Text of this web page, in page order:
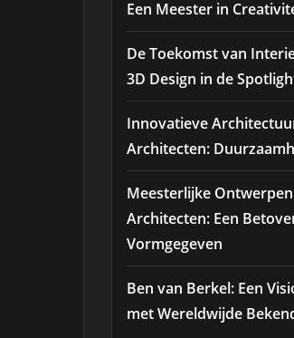
Een Meester in
De Toekomst van
3D Design in de
Innovatieve
Architecten:
Meesterlijke
Architecten: Een
Vormgegeven
Ben van Berkel: Een
met Wereldwijde